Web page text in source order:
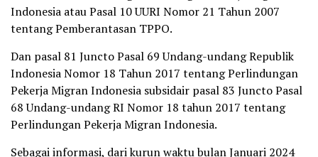
Indonesia atau Pasal 10 UURI Nomor 21 Tahun 2007
tentang Pemberantasan TPPO.
Dan pasal 81 Juncto Pasal 69 Undang-undang Republik
Indonesia Nomor 18 Tahun 2017 tentang Perlindungan
Pekerja Migran Indonesia subsidair pasal 83 Juncto Pasal
68 Undang-undang RI Nomor 18 tahun 2017 tentang
Perlindungan Pekerja Migran Indonesia.
Sebagai informasi, dari kurun waktu bulan Januari 2024